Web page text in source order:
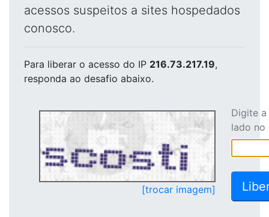
acessos suspeitos a sites hospedados
conosco.
Para liberar o acesso do IP 216.73.217.19,
responda ao desafio abaixo.
[trocar imagem]
Digite
lado no